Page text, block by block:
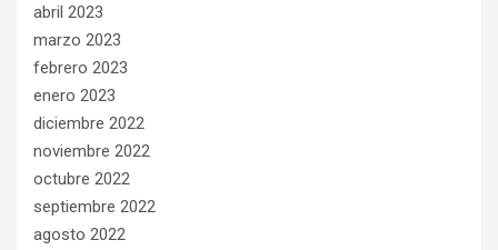
abril 2023
marzo 2023
febrero 2023
enero 2023
diciembre 2022
noviembre 2022
octubre 2022
septiembre 2022
agosto 2022